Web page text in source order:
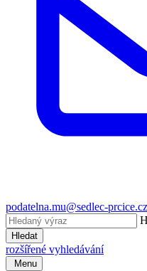
podatelna.mu@sedlec-prcice.cz
Hledat
rozšířené vyhledávání
Menu